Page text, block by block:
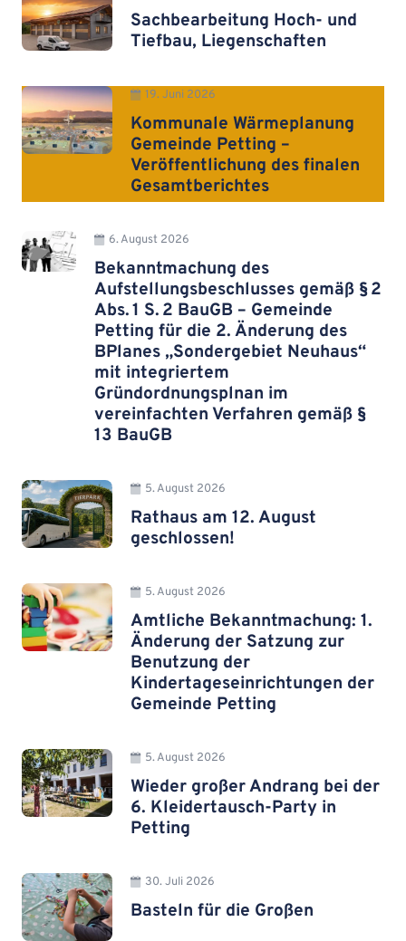
Sachbearbeitung Hoch- und
Tiefbau, Liegenschaften
19. Juni 2026
Kommunale Wärmeplanung
Gemeinde Petting –
Veröffentlichung des finalen
Gesamtberichtes
6. August 2026
Bekanntmachung des
Aufstellungsbeschlusses gemäß § 2
Abs. 1 S. 2 BauGB – Gemeinde
Petting für die 2. Änderung des
BPlanes „Sondergebiet Neuhaus“
mit integriertem
Gründordnungsplnan im
vereinfachten Verfahren gemäß §
13 BauGB
5. August 2026
Rathaus am 12. August
geschlossen!
5. August 2026
Amtliche Bekanntmachung: 1.
Änderung der Satzung zur
Benutzung der
Kindertageseinrichtungen der
Gemeinde Petting
5. August 2026
Wieder großer Andrang bei der
6. Kleidertausch-Party in
Petting
30. Juli 2026
Basteln für die Großen